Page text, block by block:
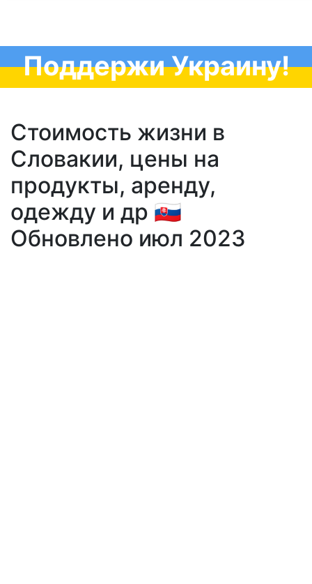
Поддержи Украину!
Стоимость жизни в
Словакии, цены на
продукты, аренду,
одежду и др 🇸🇰
Обновлено июл 2023